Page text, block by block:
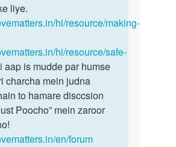
liye.
hi/resource/making-
hi/resource/safe-
aap is mudde par humse
charcha mein judna
to hamare disccsion
Poocho” mein zaroor
en/forum